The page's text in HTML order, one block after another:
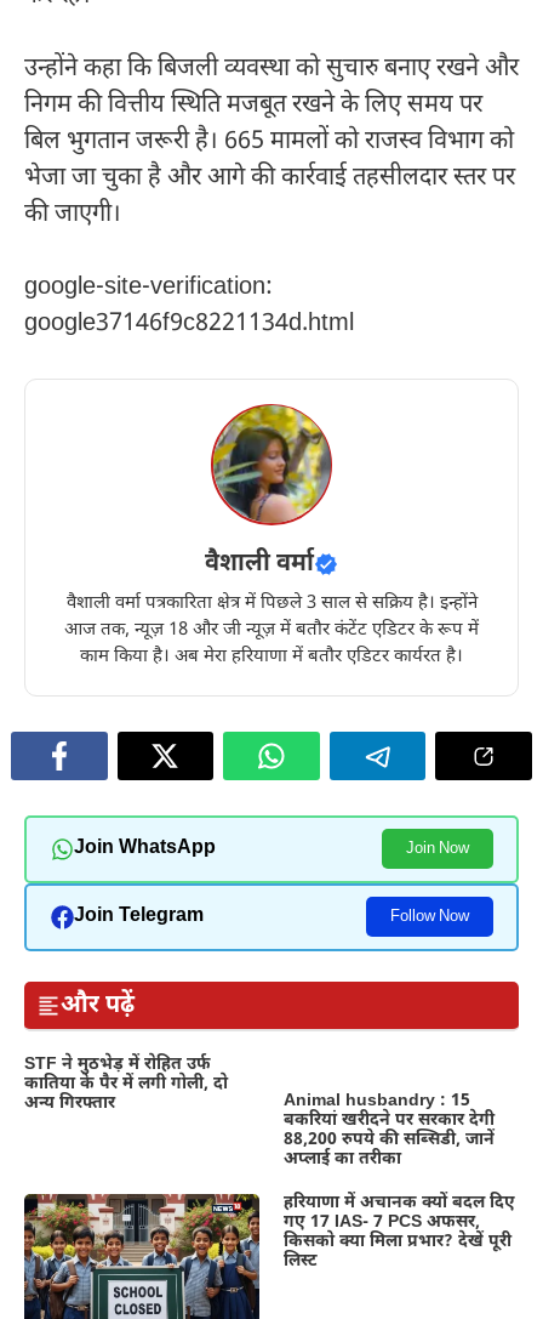
उन्होंने कहा कि बिजली व्यवस्था को सुचारु बनाए रखने और
निगम की वित्तीय स्थिति मजबूत रखने के लिए समय पर
बिल भुगतान जरूरी है। 665 मामलों को राजस्व विभाग को
भेजा जा चुका है और आगे की कार्रवाई तहसीलदार स्तर पर
की जाएगी।
google-site-verification:
google37146f9c8221134d.html
वैशाली वर्मा
वैशाली वर्मा पत्रकारिता क्षेत्र में पिछले 3 साल से सक्रिय है। इन्होंने
आज तक, न्यूज़ 18 और जी न्यूज़ में बतौर कंटेंट एडिटर के रूप में
काम किया है। अब मेरा हरियाणा में बतौर एडिटर कार्यरत है।
Join WhatsApp Join Now
Join Telegram Follow Now
और पढ़ें
STF ने मुठभेड़ में रोहित उर्फ
कातिया के पैर में लगी गोली, दो
अन्य गिरफ्तार
Animal husbandry : 15
बकरियां खरीदने पर सरकार देगी
88,200 रुपये की सब्सिडी, जानें
अप्लाई का तरीका
हरियाणा में अचानक क्यों बदल दिए
गए 17 IAS- 7 PCS अफसर,
किसको क्या मिला प्रभार? देखें पूरी
लिस्ट